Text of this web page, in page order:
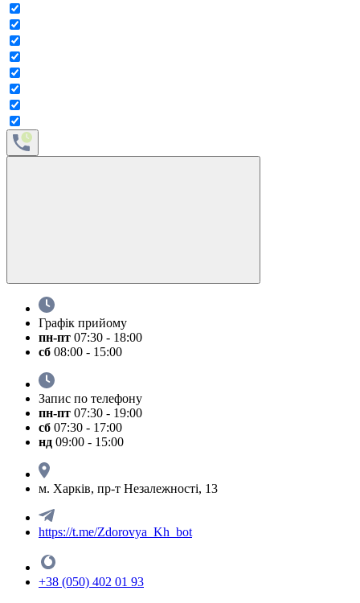
Графік прийому
пн-пт 07:30 - 18:00
сб 08:00 - 15:00
Запис по телефону
пн-пт 07:30 - 19:00
сб 07:30 - 17:00
нд 09:00 - 15:00
м. Харків, пр-т Незалежності, 13
https://t.me/Zdorovya_Kh_bot
+38 (050) 402 01 93